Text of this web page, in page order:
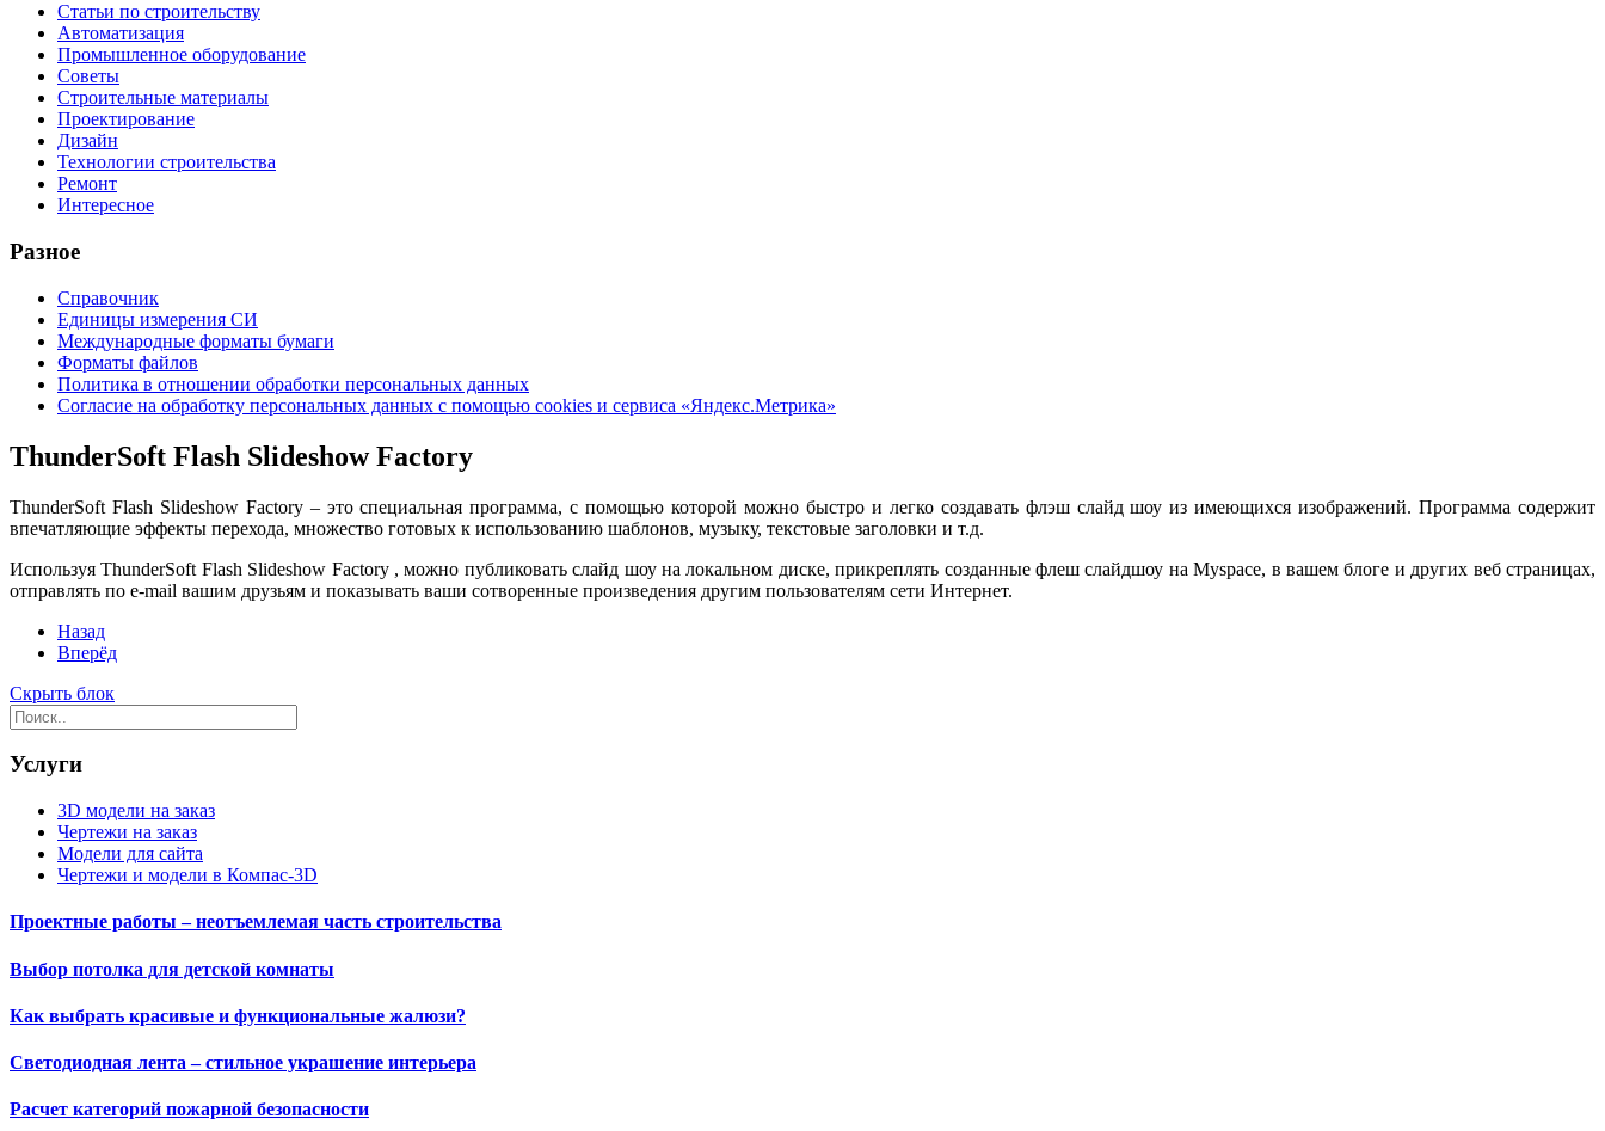
Статьи по строительству
Автоматизация
Промышленное оборудование
Советы
Строительные материалы
Проектирование
Дизайн
Технологии строительства
Ремонт
Интересное
Разное
Справочник
Единицы измерения СИ
Международные форматы бумаги
Форматы файлов
Политика в отношении обработки персональных данных
Согласие на обработку персональных данных с помощью cookies и сервиса «Яндекс.Метрика»
ThunderSoft Flash Slideshow Factory
ThunderSoft Flash Slideshow Factory – это специальная программа, с помощью которой можно быстро и легко создавать флэш слайд шоу из имеющихся изображений. Программа содержит
впечатляющие эффекты перехода, множество готовых к использованию шаблонов, музыку, текстовые заголовки и т.д.
Используя ThunderSoft Flash Slideshow Factory , можно публиковать слайд шоу на локальном диске, прикреплять созданные флеш слайдшоу на Myspace, в вашем блоге и других веб страницах,
отправлять по e-mail вашим друзьям и показывать ваши сотворенные произведения другим пользователям сети Интернет.
Назад
Вперёд
Скрыть блок
Услуги
3D модели на заказ
Чертежи на заказ
Модели для сайта
Чертежи и модели в Компас-3D
Проектные работы – неотъемлемая часть строительства
Выбор потолка для детской комнаты
Как выбрать красивые и функциональные жалюзи?
Светодиодная лента – стильное украшение интерьера
Расчет категорий пожарной безопасности